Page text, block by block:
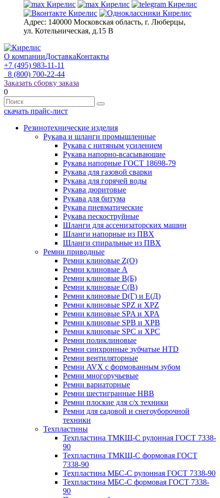
Адрес: 140000 Московская область, г. Люберцы,
ул. Котельническая, д.15 В
О компанииДоставкаКонтакты
+7 (495) 983-11-11
8 (800) 700-22-44
Заказать сборку заказа
0
скачать прайс-лист
Резинотехнические изделия
Рукава и шланги промышленные
Рукава с нитяным усилением
Рукава напорно-всасывающие
Рукава напорные ГОСТ 18698-79
Рукава для газовой сварки
Рукава для горячей воды
Рукава дюритовые
Рукава для битума
Рукава пневматические
Рукава пескоструйные
Шланги для ассенизаторских машин
Шланги напорные из ПВХ
Шланги спиральные из ПВХ
Ремни приводные
Ремни клиновые Z(О)
Ремни клиновые А
Ремни клиновые В(Б)
Ремни клиновые С(В)
Ремни клиновые D(Г) и Е(Д)
Ремни клиновые SPZ и XPZ
Ремни клиновые SPA и XPA
Ремни клиновые SPB и XPB
Ремни клиновые SPC и XPC
Ремни поликлиновые
Ремни синхронные зубчатые HTD
Ремни вентиляторные
Ремни AVX с формованным зубом
Ремни многоручьевые
Ремни вариаторные
Ремни шестигранные HBB
Ремни плоские для с/х техники
Ремни для садовой и снегоуборочной
техники
Техпластины
Техпластина ТМКЩ-С рулонная ГОСТ 7338-
90
Техпластина ТМКЩ-С формовая ГОСТ
7338-90
Техпластина МБС-С рулонная ГОСТ 7338-90
Техпластина МБС-С формовая ГОСТ 7338-
90